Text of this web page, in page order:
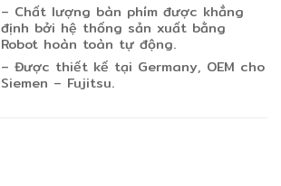
– Chất lượng bàn phím được khẳng
định bởi hệ thống sản xuất bằng
Robot hoàn toàn tự động.
– Được thiết kế tại Germany, OEM cho
Siemen – Fujitsu.